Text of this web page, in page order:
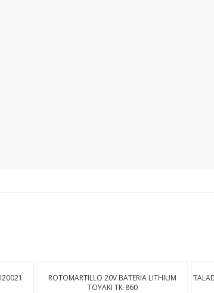
ROTOMARTILLO 20V BATERIA LITHIUM
TOYAKI TK-860